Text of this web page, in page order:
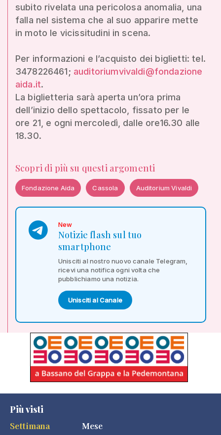
subito rivelata una pericolosa anomalia, una
falla nel sistema che al suo apparire mette
in moto le vicissitudini in scena.
Per informazioni e l’acquisto dei biglietti: tel.
3478226461; auditoriumvivaldi@fondazione
aida.it.
La biglietteria sarà aperta un’ora prima
dell’inizio dello spettacolo, fissato per le
ore 21, e ogni mercoledì, dalle ore16.30 alle
18.30.
Scopri di più su questi argomenti
Fondazione Aida Cassola Auditorium Vivaldi
New
Notizie flash sul tuo
smartphone
Unisciti al nostro nuovo canale Telegram,
ricevi una notifica ogni volta che
pubblichiamo una notizia.
Unisciti al Canale
Più visti
Settimana
Mese